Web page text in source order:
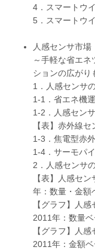
4．スマートウ
5．スマートウ
人感センサ市場
～手軽な省エ
ションの広がり
1．人感センサ
1-1．省エネ機
1-2．人感セン
【表】赤外線
1-3．焦電型赤
1-4．サーモパ
2．人感センサ
【表】人感セ
年：数量・金額
【グラフ】人
2011年：数量ベ
【グラフ】人
2011年：金額ベ